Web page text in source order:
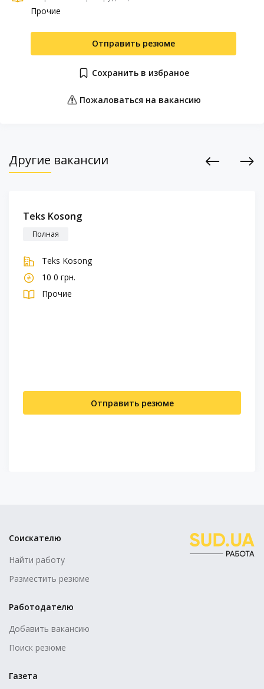
Прочие
Отправить резюме
Сохранить в избраное
Пожаловаться на вакансию
Другие вакансии
Teks Kosong
Полная
Teks Kosong
10 0 грн.
Прочие
Отправить резюме
Соискателю
Найти работу
Разместить резюме
Работодателю
Добавить вакансию
Поиск резюме
Газета